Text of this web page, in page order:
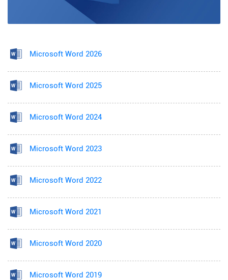
Microsoft Word 2026
Microsoft Word 2025
Microsoft Word 2024
Microsoft Word 2023
Microsoft Word 2022
Microsoft Word 2021
Microsoft Word 2020
Microsoft Word 2019